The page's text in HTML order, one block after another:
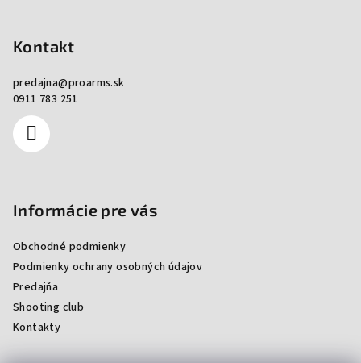
Kontakt
predajna@proarms.sk
0911 783 251
Informácie pre vás
Obchodné podmienky
Podmienky ochrany osobných údajov
Predajňa
Shooting club
Kontakty